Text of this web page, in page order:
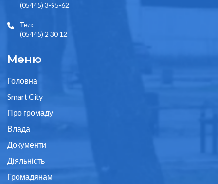
(05445) 3-95-62
Тел:
(05445) 2 30 12
Меню
Головна
Smart City
Про громаду
Влада
Документи
Діяльність
Громадянам